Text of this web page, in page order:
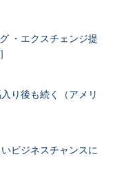
・エクスチェンジ提
り後も続く（アメリ
ビジネスチャンスに